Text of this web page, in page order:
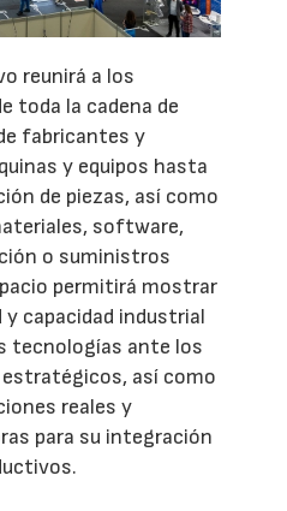
reunirá a los
toda la cadena de
fabricantes y
y equipos hasta
de piezas, así como
software,
o suministros
permitirá mostrar
y capacidad industrial
tecnologías ante los
así como
reales y
para su integración